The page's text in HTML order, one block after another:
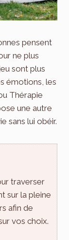
pensent
ne plus
sont plus
émotions, les
Thérapie
une autre
sans lui obéir.
traverser
sur la pleine
afin de
vos choix.